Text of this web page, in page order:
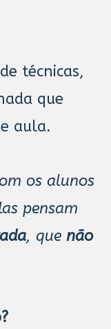
técnicas,
que
aula.
os alunos
pensam
, que não